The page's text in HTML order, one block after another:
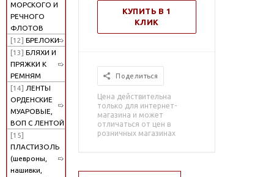
МОРСКОГО И
РЕЧНОГО
ФЛОТОВ
[12] БРЕЛОКИ
[13] БЛЯХИ И
ПРЯЖКИ К
РЕМНЯМ
[14] ЛЕНТЫ
ОРДЕНСКИЕ
МУАРОВЫЕ,
ВОП С ЛЕНТОЙ
[15]
ПЛАСТИЗОЛЬ
(шевроны,
нашивки,
КУПИТЬ В 1
КЛИК
Поделиться
Цена действительна
только для интернет-
магазина и может
отличаться от цен в
розничных магазинах